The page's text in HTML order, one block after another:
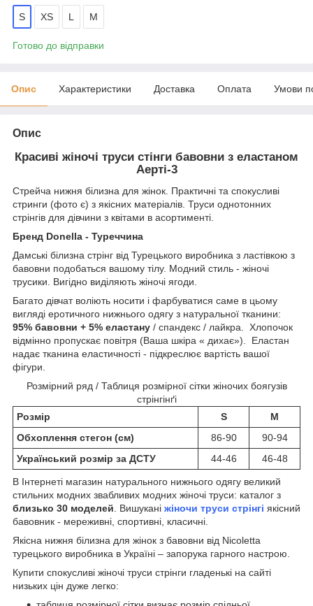
S ХЅ L М
Готово до відправки
Опис Характеристики Доставка Оплата Умови
Опис
Красиві жіночі труси стінги бавовни з еластаном
Аерті-3
Стрейча нижня білизна для жінок. Практичні та спокусливі
стринги (фото є) з якісних матеріалів. Труси однотонних
стрінгів для дівчини з квітами в асортименті.
Бренд Donella - Туреччина
Дамські білизна стрінг від Турецького виробника з ластівкою з
бавовни подобаться вашому тілу. Модний стиль - жіночі
трусики. Вигідно виділяють жіночі ягоди.
Багато дівчат воліють носити і фарбуватися саме в цьому
вигляді еротичного нижнього одягу з натуральної тканини:
95% бавовни + 5% еластану / спандекс / лайкра. Хлопочок
відмінно пропускає повітря (Ваша шкіра « дихає»). Еластан
надає тканина еластичності - підкреслює вартість вашої
фігури.
Розмірний ряд / Таблиця розмірної сітки жіночих боягузів
стрінгінґі
Розмір
S
M
Обхоплення стегон (см)
86-90
90-94
Український розмір за ДСТУ
44-46 46-48
В Інтернеті магазин натурального нижнього одягу великий
стильних модних звабливих модних жіночі труси: каталог з
близько 30 моделей . Вишукані жіночи труси стрінгі якісний
бавовник - мереживні, спортивні, класичні.
Якісна нижня білизна для жінок з бавовни від Nicoletta
турецького виробника в Україні – запорука гарного настрою.
Купити спокусливі жіночі труси стрінги гладенькі на сайті
низьких цін дуже легко: